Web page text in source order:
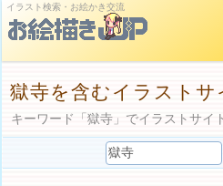
イラスト検索・お絵かき交流
獄寺を含むイラストサ
キーワード「獄寺」でイラストサイ